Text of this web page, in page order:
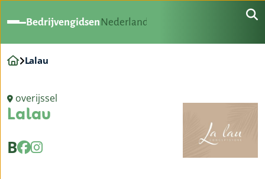
Bedrijvengidsen Nederland
Lalau
overijssel
Lalau
B